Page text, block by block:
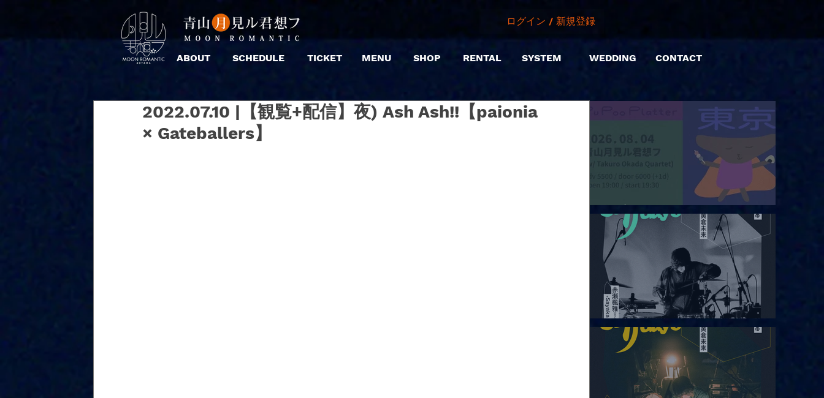
ABOUT SCHEDULE TICKET MENU SHOP
ログイン / 新規登録
RENTAL SYSTEM WEDDING CONTACT
2022.07.10 |【観覧+配信】夜) Ash Ash!!【paionia
× Gateballers】
2026.08.04 |【観覧】Pu Poo Platter Live in Tokyo Day2
w.Takuro Okada Quartet
2026.08.05 |【観覧】hamachiまつり2026２days-月見ル君想フ編